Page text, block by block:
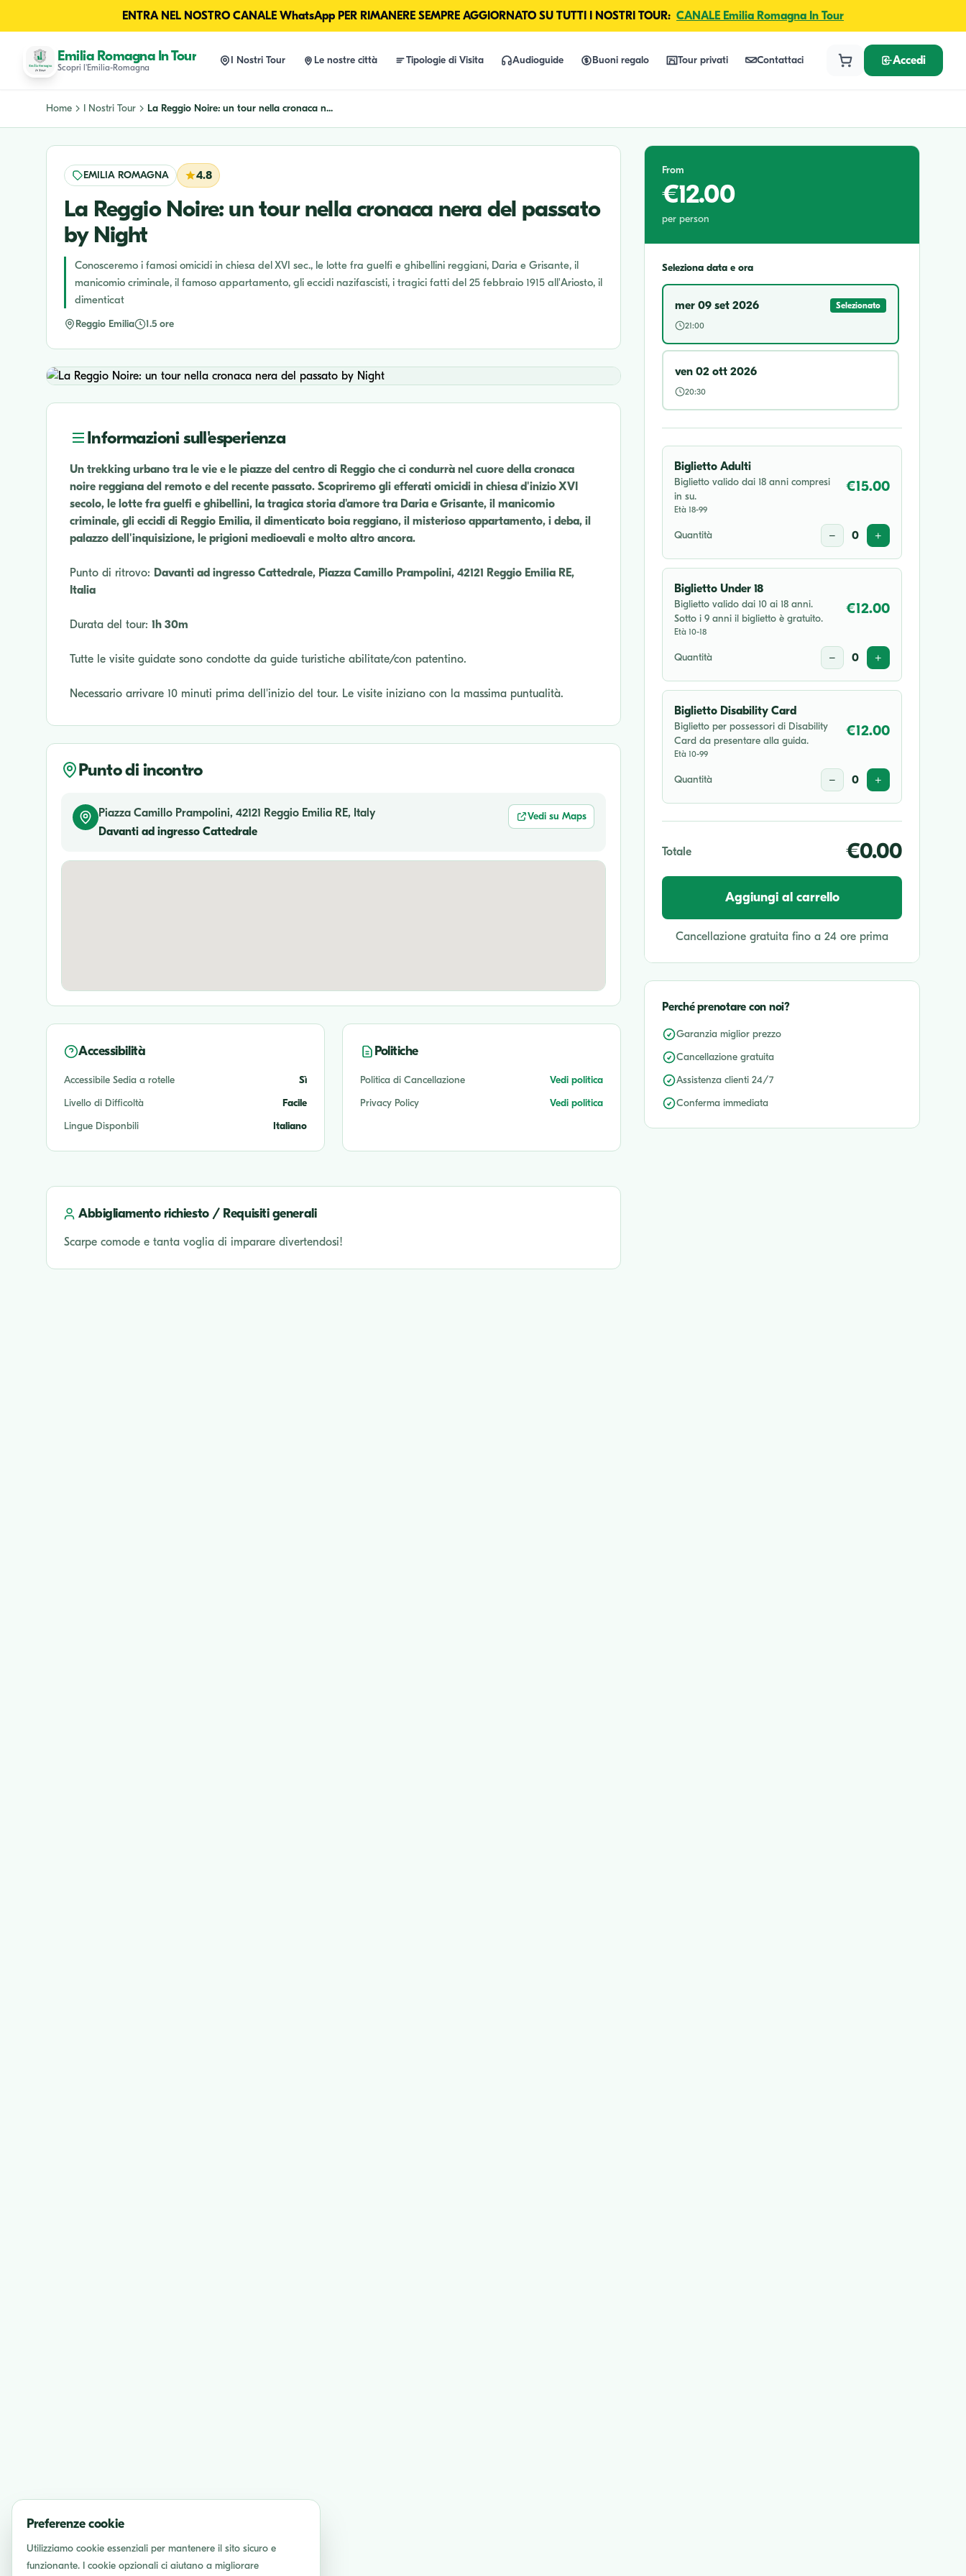
ENTRA NEL NOSTRO CANALE WhatsApp PER RIMANERE SEMPRE AGGIORNATO SU TUTTI I NOSTRI TOUR: CANALE Emilia Romagna In Tour
Emilia Romagna In Tour
Scopri l'Emilia-Romagna
I Nostri Tour Le nostre città Tipologie di Visita Audioguide Buoni regalo Tour privati Contattaci Accedi
Home I Nostri Tour La Reggio Noire: un tour nella cronaca n...
EMILIA ROMAGNA 4.8
La Reggio Noire: un tour nella cronaca nera del passato
by Night
Conosceremo i famosi omicidi in chiesa del XVI sec., le lotte fra guelfi e ghibellini reggiani, Daria e Grisante, il
manicomio criminale, il famoso appartamento, gli eccidi nazifascisti, i tragici fatti del 25 febbraio 1915 all'Ariosto, il
dimenticat
Reggio Emilia 1.5 ore
Informazioni sull'esperienza
Un trekking urbano tra le vie e le piazze del centro di Reggio che ci condurrà nel cuore della cronaca
noire reggiana del remoto e del recente passato. Scopriremo gli efferati omicidi in chiesa d'inizio XVI
secolo, le lotte fra guelfi e ghibellini, la tragica storia d'amore tra Daria e Grisante, il manicomio
criminale, gli eccidi di Reggio Emilia, il dimenticato boia reggiano, il misterioso appartamento, i deba, il
palazzo dell'inquisizione, le prigioni medioevali e molto altro ancora.
Punto di ritrovo: Davanti ad ingresso Cattedrale, Piazza Camillo Prampolini, 42121 Reggio Emilia RE,
Italia
Durata del tour: 1h 30m
Tutte le visite guidate sono condotte da guide turistiche abilitate/con patentino.
Necessario arrivare 10 minuti prima dell'inizio del tour. Le visite iniziano con la massima puntualità.
Punto di incontro
Piazza Camillo Prampolini, 42121 Reggio Emilia RE, Italy Vedi su Maps
Davanti ad ingresso Cattedrale
Accessibilità
Accessibile Sedia a rotelle
Sì
Livello di Difficoltà
Facile
Lingue Disponbili
Italiano
Politiche
Politica di Cancellazione
Vedi politica
Privacy Policy
Vedi politica
Abbigliamento richiesto / Requisiti generali
Scarpe comode e tanta voglia di imparare divertendosi!
From
€12.00
per person
Seleziona data e ora
mer 09 set 2026
Selezionato
21:00
ven 02 ott 2026
20:30
Biglietto Adulti
Biglietto valido dai 18 anni compresi
in su.
Età 18-99
€15.00
Quantità − 0 +
Biglietto Under 18
Biglietto valido dai 10 ai 18 anni.
Sotto i 9 anni il biglietto è gratuito.
Età 10-18
€12.00
Quantità − 0 +
Biglietto Disability Card
Biglietto per possessori di Disability
Card da presentare alla guida.
Età 10-99
€12.00
Quantità − 0 +
Totale €0.00
Aggiungi al carrello
Cancellazione gratuita fino a 24 ore prima
Perché prenotare con noi?
Garanzia miglior prezzo
Cancellazione gratuita
Assistenza clienti 24/7
Conferma immediata
Preferenze cookie
Utilizziamo cookie essenziali per mantenere il sito sicuro e
funzionante. I cookie opzionali ci aiutano a migliorare